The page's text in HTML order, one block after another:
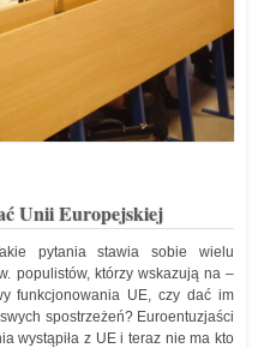
Unii Europejskiej
pytania stawia sobie wielu
populistów, którzy wskazują na –
funkcjonowania UE, czy dać im
spostrzeżeń? Euroentuzjaści
wystąpiła z UE i teraz nie ma kto